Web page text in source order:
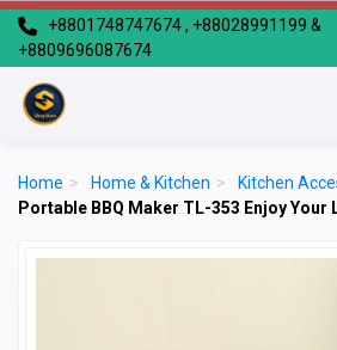
+8801748747674 , +88028991199 &
+8809696087674
Home > Home & Kitchen > Kitchen
Portable BBQ Maker TL-353 Enjoy Your